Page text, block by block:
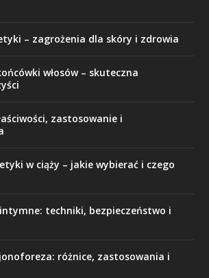
– zagrożenia dla skóry i zdrowia
włosów – skuteczna
zastosowanie i
w ciąży – jakie wybierać i czego
techniki, bezpieczeństwo i
różnice, zastosowania i